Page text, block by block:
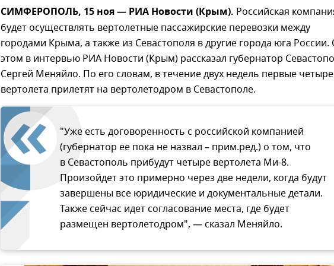
СИМФЕРОПОЛЬ, 15 ноя — РИА Новости (Крым). Российская
будет осуществлять вертолетные пассажирские перевозки между
городами Крыма, а также из Севастополя в другие города юга России.
этом в интервью РИА Новости (Крым) рассказал губернатор
Сергей Меняйло. По его словам, в течение двух недель первые четыре
вертолета прилетят на вертолетодром в Севастополе.
"Уже есть договоренность с российской компанией
(губернатор ее пока не назвал – прим.ред.) о том, что
в Севастополь прибудут четыре вертолета Ми-8.
Произойдет это примерно через две недели, когда будут
завершены все юридические и документальные детали.
Также сейчас идет согласование места, где будет
размещен вертолетодром", — сказал Меняйло.